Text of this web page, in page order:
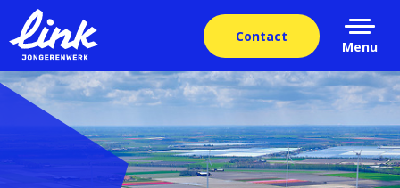
Contact
Menu